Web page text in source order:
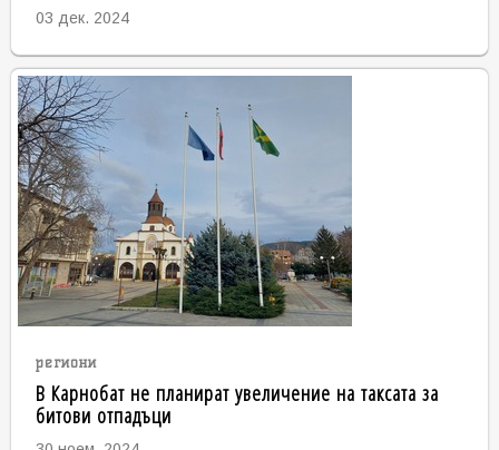
03 дек. 2024
региони
В Карнобат не планират увеличение на таксата за
битови отпадъци